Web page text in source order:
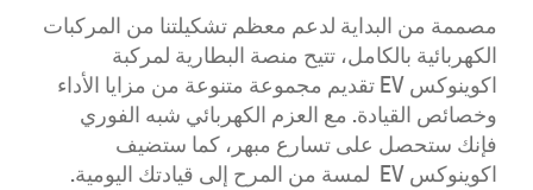
مصممة من البداية لدعم معظم تشكيلتنا من المركبات
الكهربائية بالكامل، تتيح منصة البطارية لمركبة
اكوينوكس EV تقديم مجموعة متنوعة من مزايا الأداء
وخصائص القيادة. مع العزم الكهربائي شبه الفوري
فإنك ستحصل على تسارع مبهر، كما ستضيف
اكوينوكس EV لمسة من المرح إلى قيادتك اليومية.